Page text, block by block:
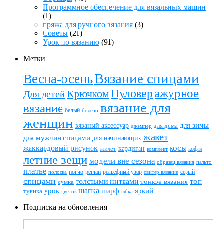
Программное обеспечение для вязальных машин
(1)
пряжа для ручного вязания (3)
Советы (21)
Урок по вязанию (91)
Метки
Весна-осеньВязание спицами
Для детейКрючкомПуловер ажурное
вязание белый болеро вязание для
женщин вязаный аксессуар джемпер для дома для зимы
для мужчин спицами для начинающих жакет
жаккардовый рисунок жилет кардиган комплект косы кофта
летние вещи модели вне сезона образец вязания пальто
платье полоска пончо реглан рельефный узор свитер вязание серый
спицами сумка толстыми нитками тонкое вязание топ
туника урок цветок шапка шарф юбка яркий
Подписка на обновления